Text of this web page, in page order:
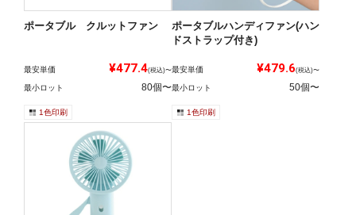
ポータブル クルットファン
最安単価 ¥477.4(税込)〜
最小ロット 80個〜
1色印刷
ポータブルハンディファン(ハン
ドストラップ付き)
最安単価 ¥479.6(税込)〜
最小ロット 50個〜
1色印刷